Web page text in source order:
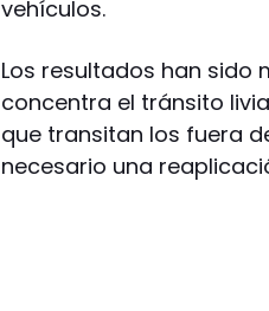
vehículos.
Los resultados han sido
concentra el tránsito
que transitan los fuera
necesario una